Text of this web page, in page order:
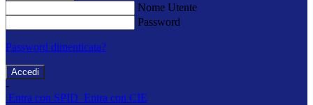
Nome Utente
Password
Password dimenticata?
-
Entra con SPID Entra con CIE